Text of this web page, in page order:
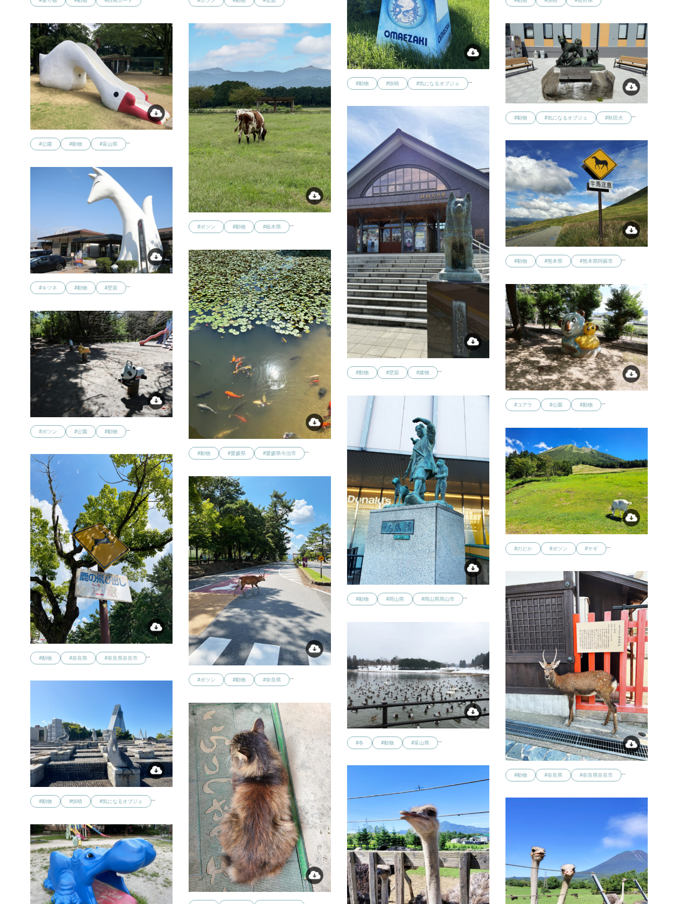
#動物 #快晴 #気になるオブジェ
#公園 #動物 #富山県 …
#ポツン #動物 #栃木県 …
#動物 #気になるオブジェ #秋田犬
#動物 #壁面 #建物 …
#動物 #熊本県 #熊本県阿蘇市 …
#キツネ #動物 #壁面 …
#動物 #愛媛県 #愛媛県今治市 …
#コアラ #公園 #動物 …
#ポツン #公園 #動物
#動物 #岡山県 #岡山県岡山市 …
#のどか #ポツン #ヤギ …
#動物 #奈良県 #奈良県奈良市
#ポツン #動物 #奈良県 …
#動物 #奈良県 #奈良県奈良市
#冬 #動物 #富山県
#動物 #快晴 #気になるオブジェ …